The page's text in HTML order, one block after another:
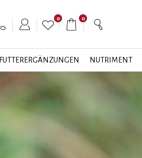
0 0
FUTTERERGÄNZUNGEN NUTRIMENT